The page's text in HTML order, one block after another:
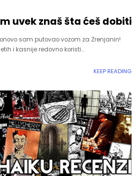
uvek znaš šta ćeš dobiti
sam putovao vozom za Zrenjanin!
i kasnije redovno koristi…
KEEP READING